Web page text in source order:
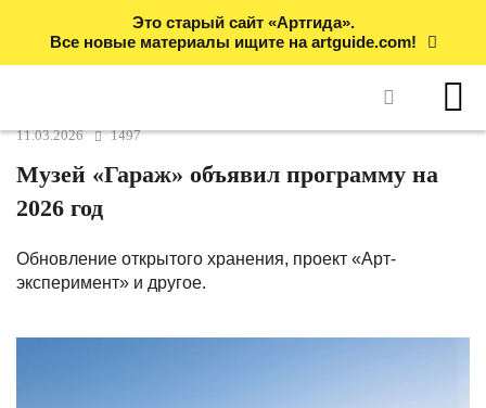
Это старый сайт «Артгида».
Все новые материалы ищите на artguide.com!
11.03.2026 1497
Музей «Гараж» объявил программу на
2026 год
Обновление открытого хранения, проект «Арт-
эксперимент» и другое.